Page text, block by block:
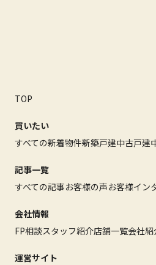
TOP
買いたい
すべての新着物件新築戸建中古戸建
記事一覧
すべての記事お客様の声お客様イン
会社情報
FP相談スタッフ紹介店舗一覧会社紹
運営サイト